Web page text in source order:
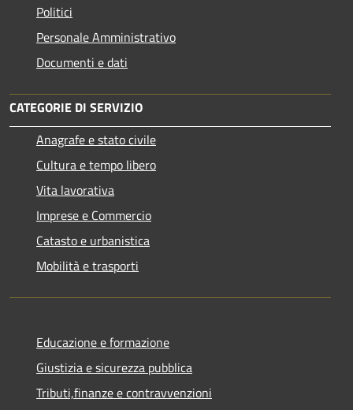
Politici
Personale Amministrativo
Documenti e dati
CATEGORIE DI SERVIZIO
Anagrafe e stato civile
Cultura e tempo libero
Vita lavorativa
Imprese e Commercio
Catasto e urbanistica
Mobilità e trasporti
Educazione e formazione
Giustizia e sicurezza pubblica
Tributi,finanze e contravvenzioni